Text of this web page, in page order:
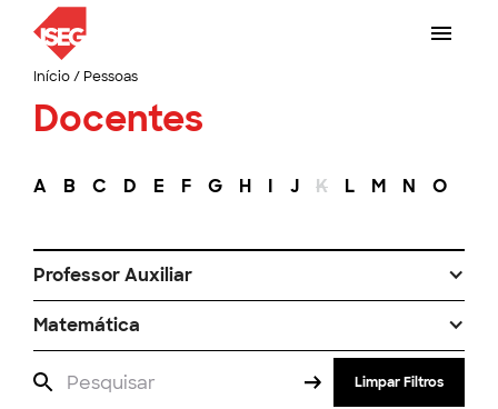
Início/ Pessoas
Docentes
A B C D E F G H I J K L M N O
Professor Auxiliar
Matemática
Limpar Filtros